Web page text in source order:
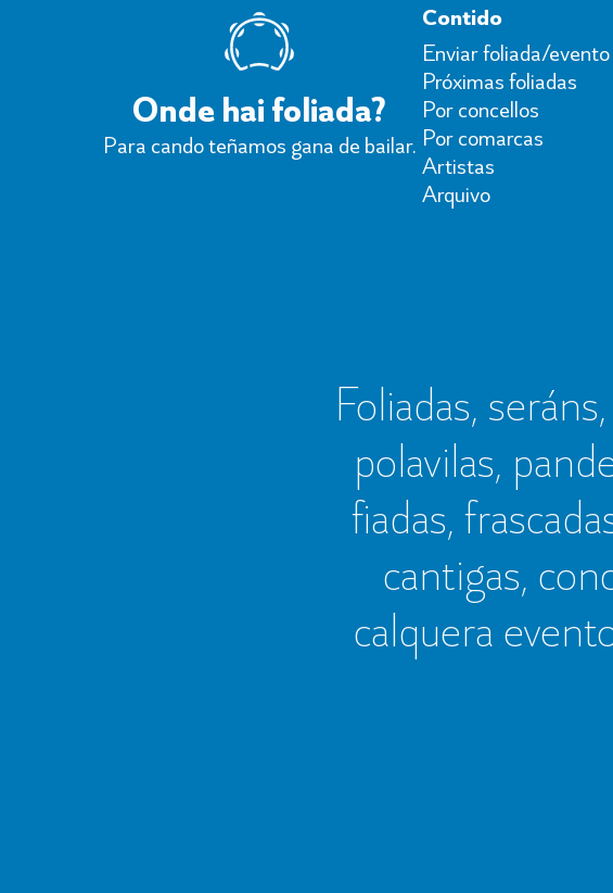
Onde hai foliada?
Para cando teñamos gana de bailar.
Contido
Enviar foliada/evento
Próximas foliadas
Por concellos
Por comarcas
Artistas
Arquivo
Foliadas,
polavilas,
fiadas,
cantigas,
calquera